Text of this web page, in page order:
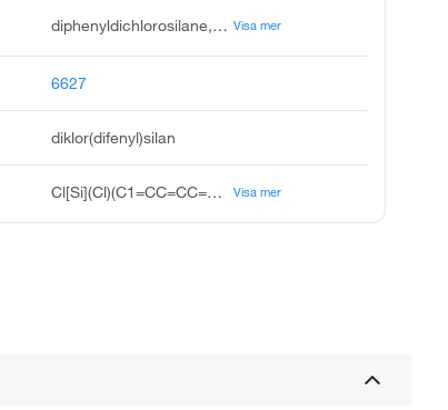
diphenyldichlorosilane, silane, dichlorodiphenyl, dichloro diphenyl silane, diphenylsilicon dichloride, diphenylsilyl dichloride, dichlor-difenylsilan, diphenyl dichlorosilane, dichlor-difenylsilan czech, hsdb 316, benzene, 1,1'-dichlorosilylene bis Visa mer
6627
diklor(difenyl)silan
Cl[Si](Cl)(C1=CC=CC=C1)C1=CC=CC=C1 Visa mer